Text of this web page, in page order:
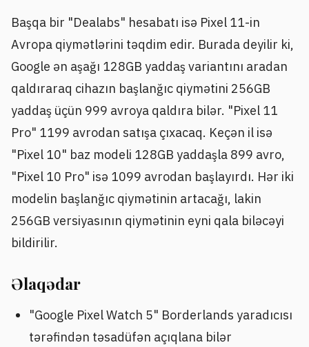
Başqa bir "Dealabs" hesabatı isə Pixel 11-in
Avropa qiymətlərini təqdim edir. Burada deyilir ki,
Google ən aşağı 128GB yaddaş variantını aradan
qaldıraraq cihazın başlanğıc qiymətini 256GB
yaddaş üçün 999 avroya qaldıra bilər. "Pixel 11
Pro" 1199 avrodan satışa çıxacaq. Keçən il isə
"Pixel 10" baz modeli 128GB yaddaşla 899 avro,
"Pixel 10 Pro" isə 1099 avrodan başlayırdı. Hər iki
modelin başlanğıc qiymətinin artacağı, lakin
256GB versiyasının qiymətinin eyni qala biləcəyi
bildirilir.
Əlaqədar
"Google Pixel Watch 5" Borderlands yaradıcısı
tərəfindən təsadüfən açıqlana bilər